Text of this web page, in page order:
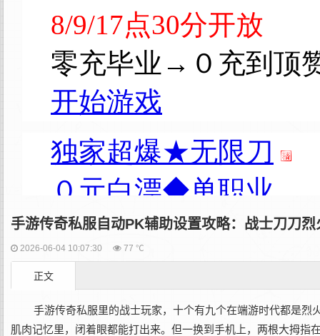
手游传奇私服自动PK辅助设置攻略：战士刀刀
2026-06-04 10:07:30 77 ℃
正文
手游传奇私服里的战士玩家，十个有九个在端游时代都是
肌肉记忆里，闭着眼都能打出来。但一换到手机上，两根大拇